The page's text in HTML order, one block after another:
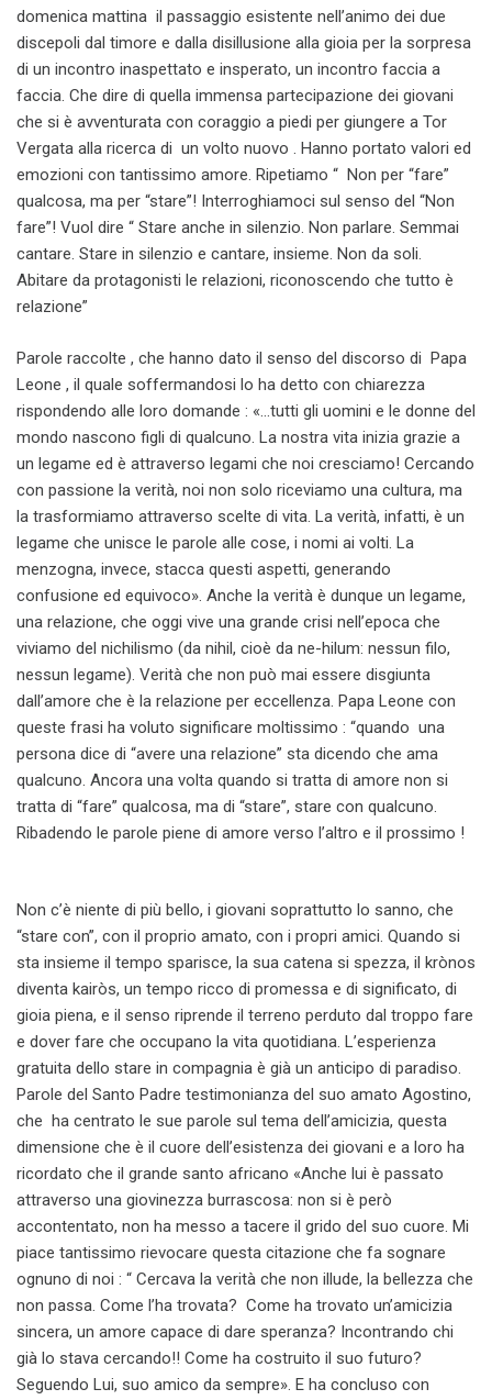
domenica mattina il passaggio esistente nell’animo dei due
discepoli dal timore e dalla disillusione alla gioia per la sorpresa
di un incontro inaspettato e insperato, un incontro faccia a
faccia. Che dire di quella immensa partecipazione dei giovani
che si è avventurata con coraggio a piedi per giungere a Tor
Vergata alla ricerca di un volto nuovo . Hanno portato valori ed
emozioni con tantissimo amore. Ripetiamo “ Non per “fare”
qualcosa, ma per “stare”! Interroghiamoci sul senso del “Non
fare”! Vuol dire “ Stare anche in silenzio. Non parlare. Semmai
cantare. Stare in silenzio e cantare, insieme. Non da soli.
Abitare da protagonisti le relazioni, riconoscendo che tutto è
relazione”
Parole raccolte , che hanno dato il senso del discorso di Papa
Leone , il quale soffermandosi lo ha detto con chiarezza
rispondendo alle loro domande : «…tutti gli uomini e le donne del
mondo nascono figli di qualcuno. La nostra vita inizia grazie a
un legame ed è attraverso legami che noi cresciamo! Cercando
con passione la verità, noi non solo riceviamo una cultura, ma
la trasformiamo attraverso scelte di vita. La verità, infatti, è un
legame che unisce le parole alle cose, i nomi ai volti. La
menzogna, invece, stacca questi aspetti, generando
confusione ed equivoco». Anche la verità è dunque un legame,
una relazione, che oggi vive una grande crisi nell’epoca che
viviamo del nichilismo (da nihil, cioè da ne-hilum: nessun filo,
nessun legame). Verità che non può mai essere disgiunta
dall’amore che è la relazione per eccellenza. Papa Leone con
queste frasi ha voluto significare moltissimo : “quando una
persona dice di “avere una relazione” sta dicendo che ama
qualcuno. Ancora una volta quando si tratta di amore non si
tratta di “fare” qualcosa, ma di “stare”, stare con qualcuno.
Ribadendo le parole piene di amore verso l’altro e il prossimo !
Non c’è niente di più bello, i giovani soprattutto lo sanno, che
“stare con”, con il proprio amato, con i propri amici. Quando si
sta insieme il tempo sparisce, la sua catena si spezza, il krònos
diventa kairòs, un tempo ricco di promessa e di significato, di
gioia piena, e il senso riprende il terreno perduto dal troppo fare
e dover fare che occupano la vita quotidiana. L’esperienza
gratuita dello stare in compagnia è già un anticipo di paradiso.
Parole del Santo Padre testimonianza del suo amato Agostino,
che ha centrato le sue parole sul tema dell’amicizia, questa
dimensione che è il cuore dell’esistenza dei giovani e a loro ha
ricordato che il grande santo africano «Anche lui è passato
attraverso una giovinezza burrascosa: non si è però
accontentato, non ha messo a tacere il grido del suo cuore. Mi
piace tantissimo rievocare questa citazione che fa sognare
ognuno di noi : “ Cercava la verità che non illude, la bellezza che
non passa. Come l’ha trovata? Come ha trovato un’amicizia
sincera, un amore capace di dare speranza? Incontrando chi
già lo stava cercando!! Come ha costruito il suo futuro?
Seguendo Lui, suo amico da sempre». E ha concluso con